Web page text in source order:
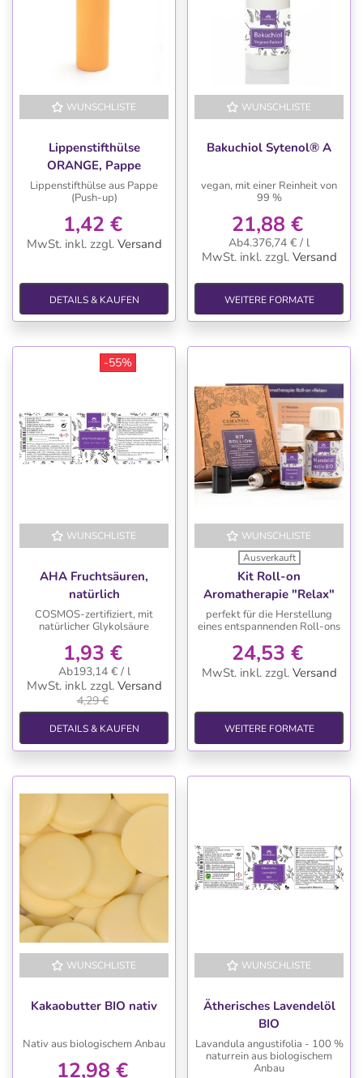
WUNSCHLISTE
Lippenstifthülse
ORANGE, Pappe
Lippenstifthülse aus Pappe
(Push-up)
1,42 €
MwSt. inkl. zzgl. Versand
DETAILS & KAUFEN
WUNSCHLISTE
Bakuchiol Sytenol® A
vegan, mit einer Reinheit von
99 %
21,88 €
Ab4.376,74 € / l
MwSt. inkl. zzgl. Versand
WEITERE FORMATE
-55%
WUNSCHLISTE
AHA Fruchtsäuren,
natürlich
COSMOS-zertifiziert, mit
natürlicher Glykolsäure
1,93 €
Ab193,14 € / l
MwSt. inkl. zzgl. Versand
4,29 €
DETAILS & KAUFEN
WUNSCHLISTE
Ausverkauft
Kit Roll-on
Aromatherapie "Relax"
perfekt für die Herstellung
eines entspannenden Roll-ons
24,53 €
MwSt. inkl. zzgl. Versand
WEITERE FORMATE
WUNSCHLISTE
Kakaobutter BIO nativ
Nativ aus biologischem Anbau
12,98 €
WUNSCHLISTE
Ätherisches Lavendelöl
BIO
Lavandula angustifolia - 100 %
naturrein aus biologischem
Anbau